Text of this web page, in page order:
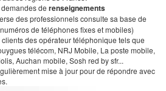
de renseignements
des professionnels consulte sa base de
de téléphones fixes et mobiles)
des opérateur téléphonique tels que
télécom, NRJ Mobile, La poste mobile,
Auchan mobile, Sosh red by sfr...
mise à jour pour de répondre avec